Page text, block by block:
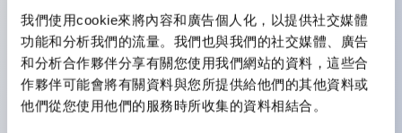
我們使用cookie來將內容和廣告個人化，以提供社交媒體
功能和分析我們的流量。我們也與我們的社交媒體、廣告
和分析合作夥伴分享有關您使用我們網站的資料，這些合
作夥伴可能會將有關資料與您所提供給他們的其他資料或
他們從您使用他們的服務時所收集的資料相結合。
一顆 LED 燈泡即可呈現六種顏色（LSRD 燈泡）。以往
需分色管理的 LED 燈泡，如今可用單一顆燈泡呈現多種
顏色。
主要機種已通過UL和CSA認證，並符合EN標準。